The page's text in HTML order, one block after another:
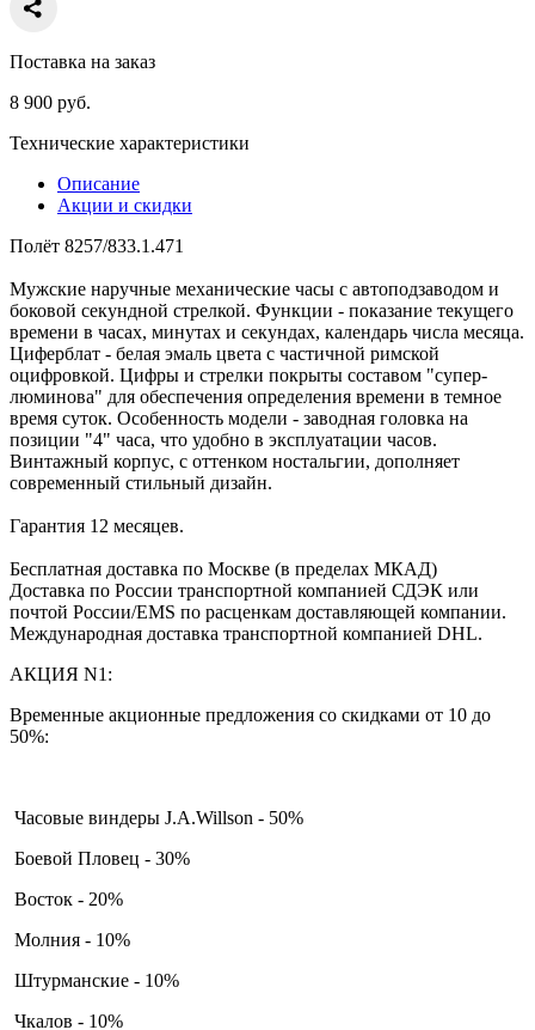
Поставка на заказ
8 900 руб.
Технические характеристики
Описание
Акции и скидки
Полёт 8257/833.1.471
Мужские наручные механические часы с автоподзаводом и
боковой секундной стрелкой. Функции - показание текущего
времени в часах, минутах и секундах, календарь числа месяца.
Циферблат - белая эмаль цвета с частичной римской
оцифровкой. Цифры и стрелки покрыты составом "супер-
люминова" для обеспечения определения времени в темное
время суток. Особенность модели - заводная головка на
позиции "4" часа, что удобно в эксплуатации часов.
Винтажный корпус, с оттенком ностальгии, дополняет
современный стильный дизайн.
Гарантия 12 месяцев.
Бесплатная доставка по Москве (в пределах МКАД)
Доставка по России транспортной компанией СДЭК или
почтой России/EMS по расценкам доставляющей компании.
Международная доставка транспортной компанией DHL.
АКЦИЯ N1:
Временные акционные предложения со скидками от 10 до
50%:
Часовые виндеры J.A.Willson - 50%
Боевой Пловец - 30%
Восток - 20%
Молния - 10%
Штурманские - 10%
Чкалов - 10%